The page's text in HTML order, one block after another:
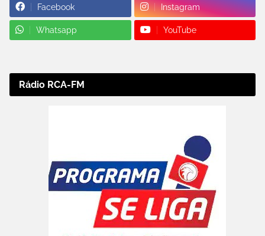
Facebook Instagram
Whatsapp YouTube
Rádio RCA-FM